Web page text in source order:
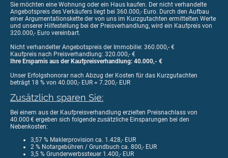
Sie möchten eine Wohnung oder ein Haus kaufen. Der nicht verhandelte
Angebotspreis des Verkäufers liegt bei 360.000,- Euro. Durch den Aufbau
einer Argumentationskette der von uns im Kurzgutachten ermittelten Werte
und unserer Hilfestellung bei der Preisverhandlung, wird ein Kaufpreis von
320.000,- Euro vereinbart.
Nicht verhandelter Angebotspreis der Immobilie: 360.000,- €
Kaufpreis nach Preisverhandlung: 320.000,- €
Ihre Ersparnis aus der Kaufpreisverhandlung: 40.000,- €
Unser Erfolgshonorar nach Abzug der Kosten für das Kurzgutachten
beträgt 18 % von 40.000,- EUR = 7.200,- EUR
Zusätzlich sparen Sie:
Bei einem aus der Kaufpreisverhandlung erzielten Preisnachlass von
40.000 € ergeben sich folgende zusätzliche Einsparungen bei den
Nebenkosten:
3,57 % Maklerprovision ca. 1.428,- EUR
2 % Notargebühren / Grundbuch ca. 800,- EUR
3,5 % Grunderwerbssteuer 1.400,- EUR